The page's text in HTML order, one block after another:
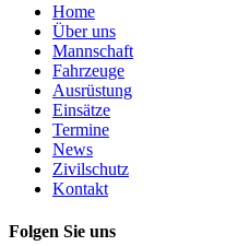
Home
Über uns
Mannschaft
Fahrzeuge
Ausrüstung
Einsätze
Termine
News
Zivilschutz
Kontakt
Folgen Sie uns